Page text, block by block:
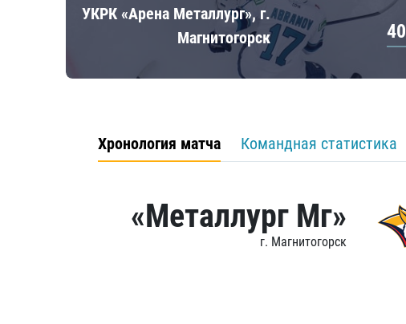
УКРК «Арена Металлург», г.
Магнитогорск
40
Хронология матча Командная статистика
«Металлург Мг»
г. Магнитогорск